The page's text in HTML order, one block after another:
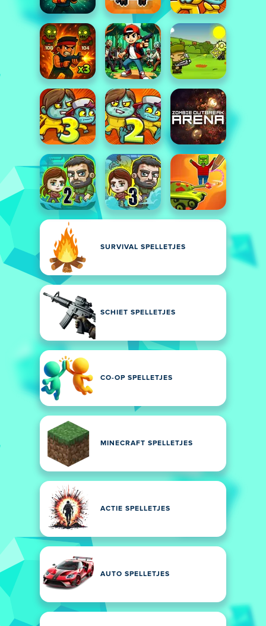
SURVIVAL SPELLETJES
SCHIET SPELLETJES
CO-OP SPELLETJES
MINECRAFT SPELLETJES
ACTIE SPELLETJES
AUTO SPELLETJES